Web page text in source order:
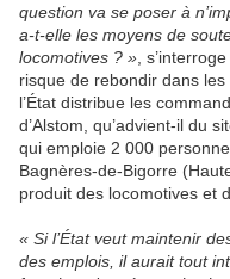
question va se poser à
a-t-elle les moyens de
locomotives ? » ,
risque de rebondir dans
l’État distribue les
d’Alstom, qu’advient-il du
qui emploie 2 000
Bagnères-de-Bigorre
produit des locomotives et
« Si l’État veut maintenir
des emplois, il aurait tout